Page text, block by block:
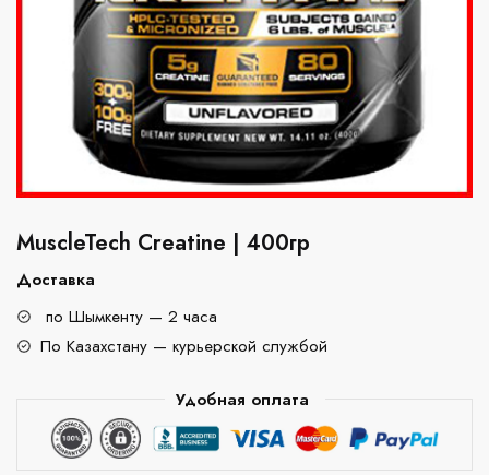
MuscleTech Creatine | 400гр
Доставка
по Шымкенту — 2 часа
По Казахстану — курьерской службой
Удобная оплата